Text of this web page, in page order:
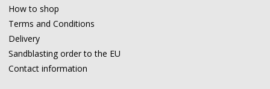
How to shop
Terms and Conditions
Delivery
Sandblasting order to the EU
Contact information